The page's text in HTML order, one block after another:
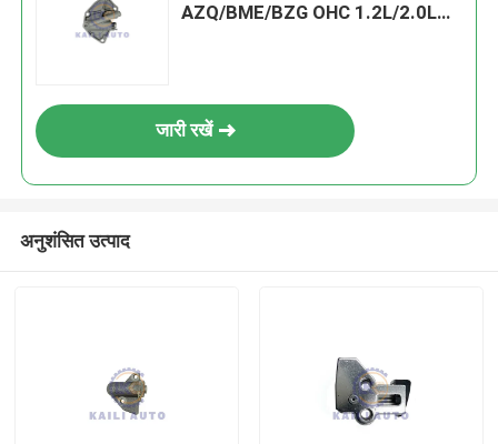
AZQ/BME/BZG OHC 1.2L/2.0L
जारी रखें
अनुशंसित उत्पाद